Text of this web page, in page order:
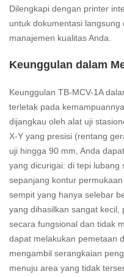
Dilengkapi dengan printer
untuk dokumentasi
manajemen kualitas Anda.
Keunggulan dalam
Keunggulan TB-MCV-1A
terletak pada
dijangkau oleh alat uji
X-Y yang presisi (rentang
uji hingga 90 mm, Anda
yang dicurigai: di tepi lubang
sepanjang kontur
sempit yang hanya selebar
yang dihasilkan sangat
secara fungsional dan tidak
dapat melakukan pemetaan
mengambil serangkaian
menuju area yang tidak